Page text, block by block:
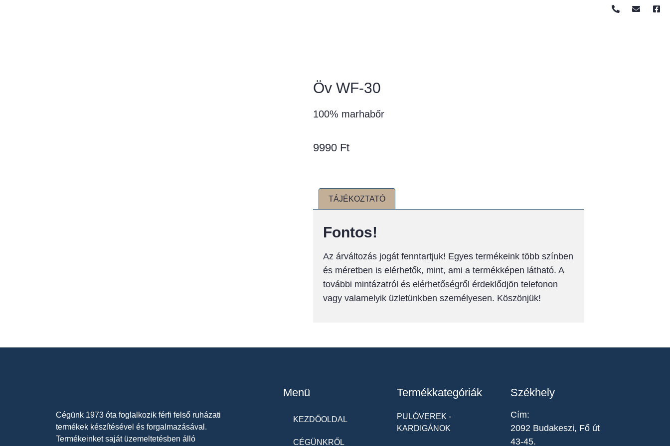
Öv WF-30
100% marhabőr
9990 Ft
TÁJÉKOZTATÓ
Fontos!
Az árváltozás jogát fenntartjuk! Egyes termékeink több színben
és méretben is elérhetők, mint, ami a termékképen látható. A
további mintázatról és elérhetőségről érdeklődjön telefonon
vagy valamelyik üzletünkben személyesen. Köszönjük!
Cégünk 1973 óta foglalkozik férfi felső ruházati
termékek készítésével és forgalmazásával.
Termékeinket saját üzemeltetésben álló
Menü
KEZDŐOLDAL
CÉGÜNKRŐL
Termékkategóriák
PULÓVEREK -
KARDIGÁNOK
Székhely
Cím:
2092 Budakeszi, Fő út
43-45.